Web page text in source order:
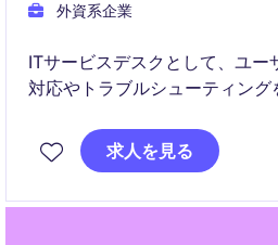
外資系企業
ITサービスデスクとして、ユー
対応やトラブルシューティング
客満足度の向上に貢献します。
求人を見る